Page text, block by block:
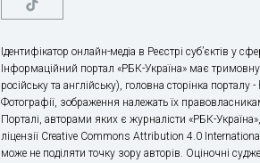
Ідентифікатор онлайн-медіа в Реєстрі суб’єктів у
Інформаційний портал «РБК-Україна» має тримовну
російську та англійську), головна сторінка порталу -
Фотографії, зображення належать їх
Порталі, авторами яких є журналісти «РБК-
ліцензії Creative Commons Attribution 4.0
може не поділяти точку зору авторів. Оціночні